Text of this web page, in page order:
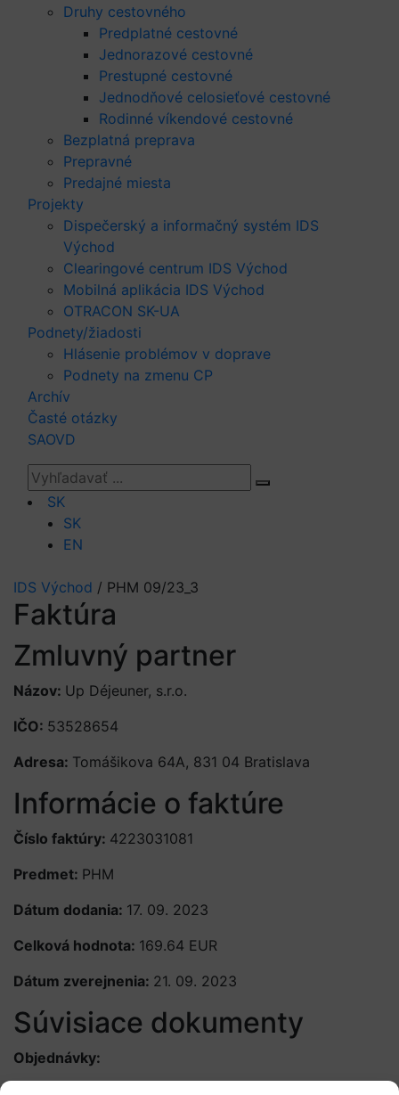
Druhy cestovného
Predplatné cestovné
Jednorazové cestovné
Prestupné cestovné
Jednodňové celosieťové cestovné
Rodinné víkendové cestovné
Bezplatná preprava
Prepravné
Predajné miesta
Projekty
Dispečerský a informačný systém IDS
Východ
Clearingové centrum IDS Východ
Mobilná aplikácia IDS Východ
OTRACON SK-UA
Podnety/žiadosti
Hlásenie problémov v doprave
Podnety na zmenu CP
Archív
Časté otázky
SAOVD
SK
SK
EN
IDS Východ / PHM 09/23_3
Faktúra
Zmluvný partner
Názov: Up Déjeuner, s.r.o.
IČO: 53528654
Adresa: Tomášikova 64A, 831 04 Bratislava
Informácie o faktúre
Číslo faktúry: 4223031081
Predmet: PHM
Dátum dodania: 17. 09. 2023
Celková hodnota: 169.64 EUR
Dátum zverejnenia: 21. 09. 2023
Súvisiace dokumenty
Objednávky: